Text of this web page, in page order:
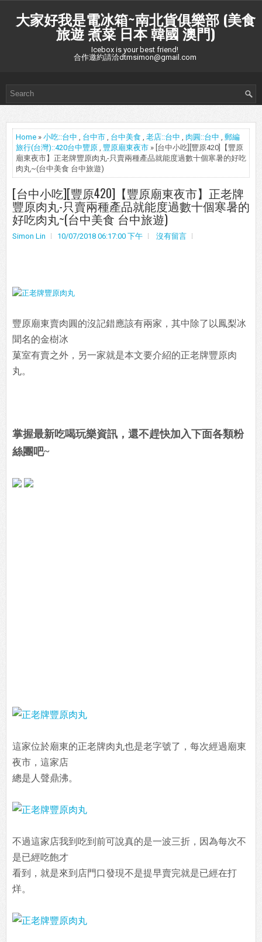
大家好我是電冰箱~南北貨俱樂部 (美食
旅遊 煮菜 日本 韓國 澳門)
Icebox is your best friend!
合作邀約請洽dtmsimon@gmail.com
Home » 小吃::台中 , 台中市 , 台中美食 , 老店::台中 , 肉圓::台中 , 郵編
旅行(台灣)::420台中豐原 , 豐原廟東夜市 » [台中小吃][豐原420]【豐原
廟東夜市】正老牌豐原肉丸-只賣兩種產品就能度過數十個寒暑的好吃
肉丸~(台中美食 台中旅遊)
[台中小吃][豐原420]【豐原廟東夜市】正老牌
豐原肉丸-只賣兩種產品就能度過數十個寒暑的
好吃肉丸~(台中美食 台中旅遊)
Simon Lin 10/07/2018 06:17:00 下午 沒有留言
豐原廟東賣肉圓的沒記錯應該有兩家，其中除了以鳳梨冰
聞名的金樹冰
菓室有賣之外，另一家就是本文要介紹的正老牌豐原肉
丸。
掌握最新吃喝玩樂資訊，還不趕快加入下面各類粉
絲團吧~
這家位於廟東的正老牌肉丸也是老字號了，每次經過廟東
夜市，這家店
總是人聲鼎沸。
不過這家店我到吃到前可說真的是一波三折，因為每次不
是已經吃飽才
看到，就是來到店門口發現不是提早賣完就是已經在打
烊。